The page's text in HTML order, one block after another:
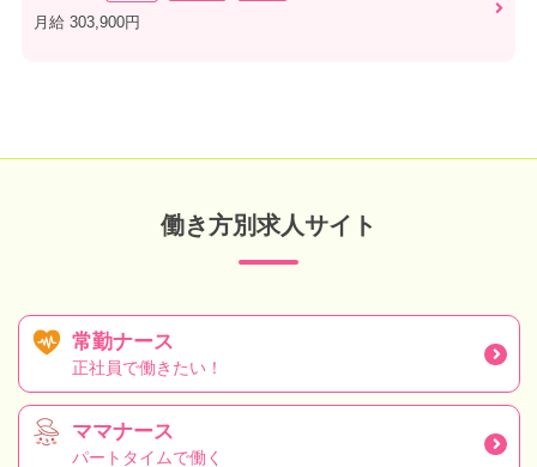
月給 303,900円
働き方別求人サイト
常勤ナース
正社員で働きたい！
ママナース
パートタイムで働く